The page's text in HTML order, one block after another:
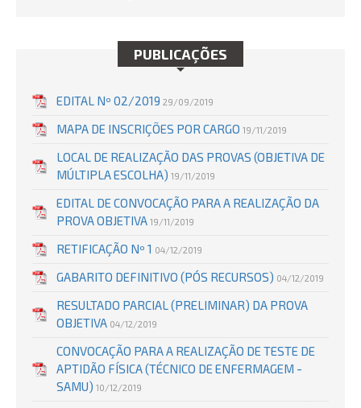
PUBLICAÇÕES
EDITAL Nº 02/2019 29/09/2019
MAPA DE INSCRIÇÕES POR CARGO 19/11/2019
LOCAL DE REALIZAÇÃO DAS PROVAS (OBJETIVA DE
MÚLTIPLA ESCOLHA) 19/11/2019
EDITAL DE CONVOCAÇÃO PARA A REALIZAÇÃO DA
PROVA OBJETIVA 19/11/2019
RETIFICAÇÃO Nº 1 04/12/2019
GABARITO DEFINITIVO (PÓS RECURSOS) 04/12/2019
RESULTADO PARCIAL (PRELIMINAR) DA PROVA
OBJETIVA 04/12/2019
CONVOCAÇÃO PARA A REALIZAÇÃO DE TESTE DE
APTIDÃO FÍSICA (TÉCNICO DE ENFERMAGEM -
SAMU) 10/12/2019